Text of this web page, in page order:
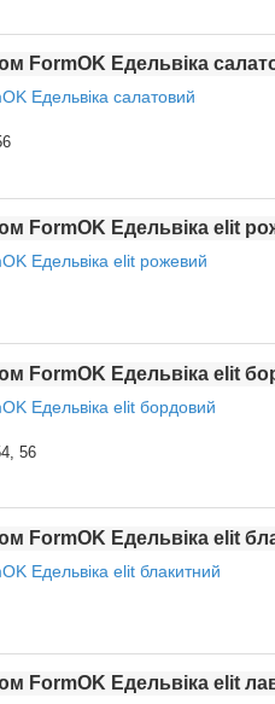
Едельвіка салатовий
Едельвіка elit рожевий
Едельвіка elit бордовий
56
Едельвіка elit блакитний